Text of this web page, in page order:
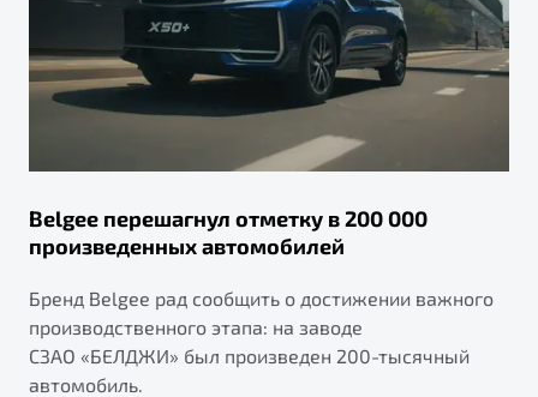
Belgee перешагнул отметку в 200 000
произведенных автомобилей
Бренд Belgee рад сообщить о достижении важного
производственного этапа: на заводе
СЗАО «БЕЛДЖИ» был произведен 200-тысячный
автомобиль.